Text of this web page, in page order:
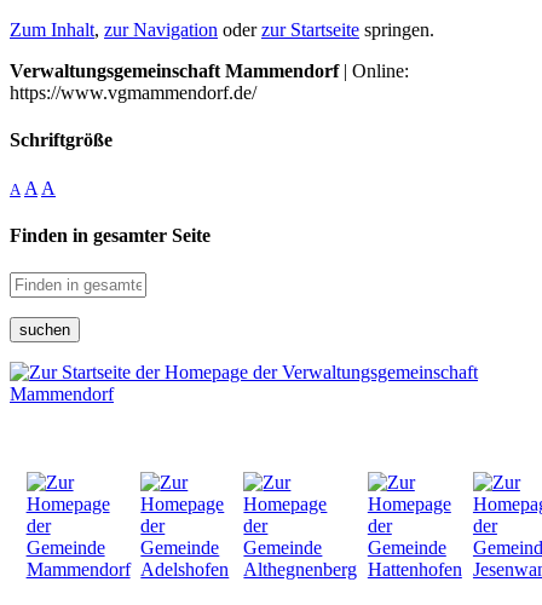
Zum Inhalt, zur Navigation oderzur Startseite springen.
Verwaltungsgemeinschaft Mammendorf| Online:
https://www.vgmammendorf.de/
Schriftgröße
A A A
Finden in gesamter Seite
suchen